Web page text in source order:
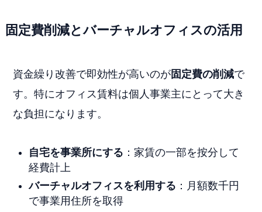
固定費削減とバーチャルオフィスの活用
資金繰り改善で即効性が高いのが固定費の削減で
す。特にオフィス賃料は個人事業主にとって大き
な負担になります。
自宅を事業所にする ：家賃の一部を按分して
経費計上
バーチャルオフィスを利用する ：月額数千円
で事業用住所を取得